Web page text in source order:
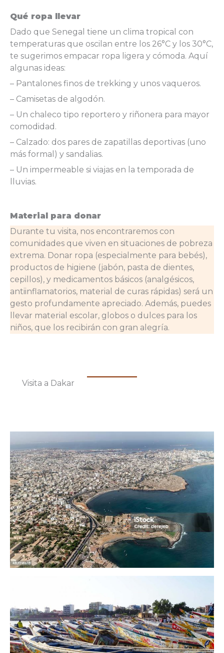
Qué ropa llevar
Dado que Senegal tiene un clima tropical con
temperaturas que oscilan entre los 26°C y los 30°C,
te sugerimos empacar ropa ligera y cómoda. Aquí
algunas ideas:
– Pantalones finos de trekking y unos vaqueros.
– Camisetas de algodón.
– Un chaleco tipo reportero y riñonera para mayor
comodidad.
– Calzado: dos pares de zapatillas deportivas (uno
más formal) y sandalias.
– Un impermeable si viajas en la temporada de
lluvias.
Material para donar
Durante tu visita, nos encontraremos con
comunidades que viven en situaciones de pobreza
extrema. Donar ropa (especialmente para bebés),
productos de higiene (jabón, pasta de dientes,
cepillos), y medicamentos básicos (analgésicos,
antiinflamatorios, material de curas rápidas) será un
gesto profundamente apreciado. Además, puedes
llevar material escolar, globos o dulces para los
niños, que los recibirán con gran alegría.
Visita a Dakar